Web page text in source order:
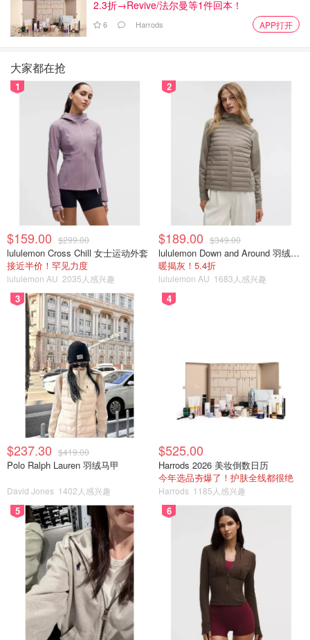
图片来自IMDb，版权属原作者
Maginnis并不是第一个长期只吃麦当劳的人。在2004年获
得奥斯卡提名的热门纪录片《Super Size Me》中，当时32
岁的 Morgan Spurlock在一个月内每天只吃三顿麦当劳。
在这30天结束时，Spurlock体重增加了近25磅，胆固醇大
大增加，并经历了近乎肝衰竭。
来源：
globalnews封面：tiktok截图，版权属原作者
【减肥懒人包】关于减肥，你需要知
道的都在这里了！
CherryGe 6235
亲身经历体验｜7大减肥法大全｜扔掉
伤身网红减肥法，选一种适合你自己
的减肥法
DeeLeeDee 1.1w
大鱼大肉黄油培根，生酮饮食真能减
肥？一篇看懂，少交智商税！
2.3折→Revive/法尔曼等1件回本！
6 Harrods APP打开
大家都在抢
1
$159.00 $299.00
lululemon Cross Chill 女士运动外套
接近半价！罕见力度
lululemon AU 2035人感兴趣
2
$189.00 $349.00
lululemon Down and Around 羽绒夹克
暖揭灰！5.4折
lululemon AU 1683人感兴趣
3
$237.30 $419.00
Polo Ralph Lauren 羽绒马甲
David Jones 1402人感兴趣
4
$525.00
Harrods 2026 美妆倒数日历
今年选品夯爆了！护肤全线都很绝
Harrods 1185人感兴趣
5 6